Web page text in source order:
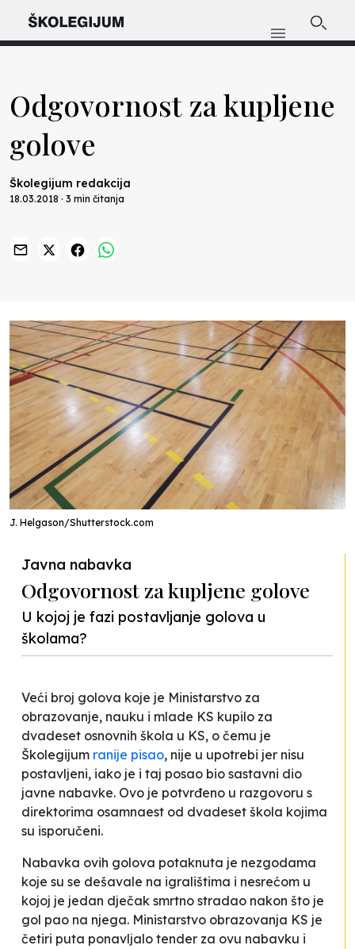
Odgovornost za kupljene
golove
Školegijum redakcija
18.03.2018 · 3 min čitanja
J. Helgason/Shutterstock.com
Javna nabavka
Odgovornost za kupljene golove
U kojoj je fazi postavljanje golova u
školama?
Veći broj golova koje je Ministarstvo za
obrazovanje, nauku i mlade KS kupilo za
dvadeset osnovnih škola u KS, o čemu je
Školegijum ranije pisao, nije u upotrebi jer nisu
postavljeni, iako je i taj posao bio sastavni dio
javne nabavke. Ovo je potvrđeno u razgovoru s
direktorima osamnaest od dvadeset škola kojima
su isporučeni.
Nabavka ovih golova potaknuta je nezgodama
koje su se dešavale na igralištima i nesrećom u
kojoj je jedan dječak smrtno stradao nakon što je
gol pao na njega. Ministarstvo obrazovanja KS je
četiri puta ponavljalo tender za ovu nabavku i